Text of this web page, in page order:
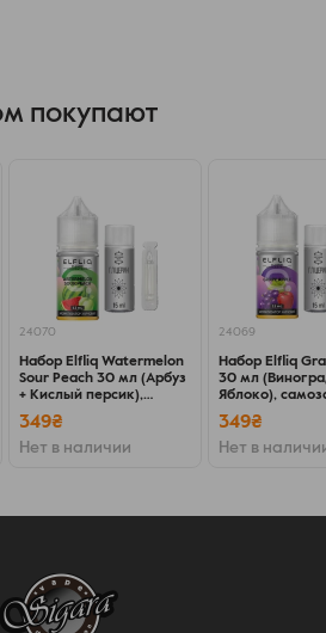
покупают
24070
Набор Elfliq Watermelon
Sour Peach 30 мл (Арбуз
+ Кислый персик),
самозамес
349₴
Нет в наличии
24069
Набор Elfliq
30 мл
Яблоко),
349₴
Нет в